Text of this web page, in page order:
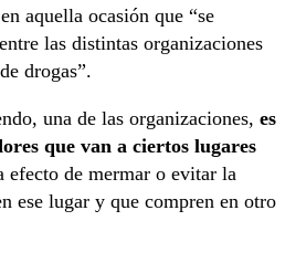
aquella ocasión que “se
las distintas organizaciones
drogas”.
una de las organizaciones, es
que van a ciertos lugares
efecto de mermar o evitar la
ese lugar y que compren en otro